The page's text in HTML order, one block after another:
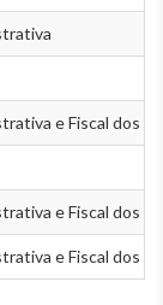
e Fiscal dos
e Fiscal dos
e Fiscal dos